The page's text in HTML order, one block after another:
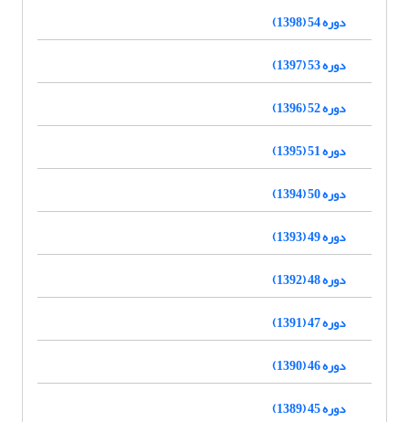
دوره 54 (1398)
دوره 53 (1397)
دوره 52 (1396)
دوره 51 (1395)
دوره 50 (1394)
دوره 49 (1393)
دوره 48 (1392)
دوره 47 (1391)
دوره 46 (1390)
دوره 45 (1389)